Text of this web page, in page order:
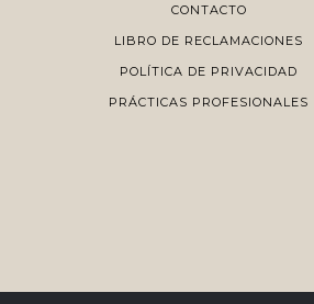
CONTACTO
LIBRO DE RECLAMACIONES
POLÍTICA DE PRIVACIDAD
PRÁCTICAS PROFESIONALES